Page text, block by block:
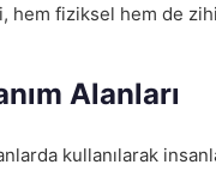
fiziksel hem de
Alanları
kullanılarak